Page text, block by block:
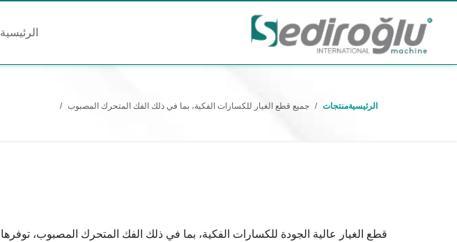
الرئيسية
الرئيسيةمنتجات جميع قطع الغيار للكسارات الفكية، بما في ذلك الفك المتحرك المصبوب
قطع الغيار عالية الجودة للكسارات الفكية، بما في ذلك الفك المتحرك المصبوب، توفرها